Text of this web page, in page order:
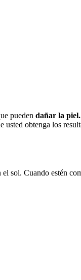
pueden dañar la piel.
obtenga los
el sol. Cuando estén